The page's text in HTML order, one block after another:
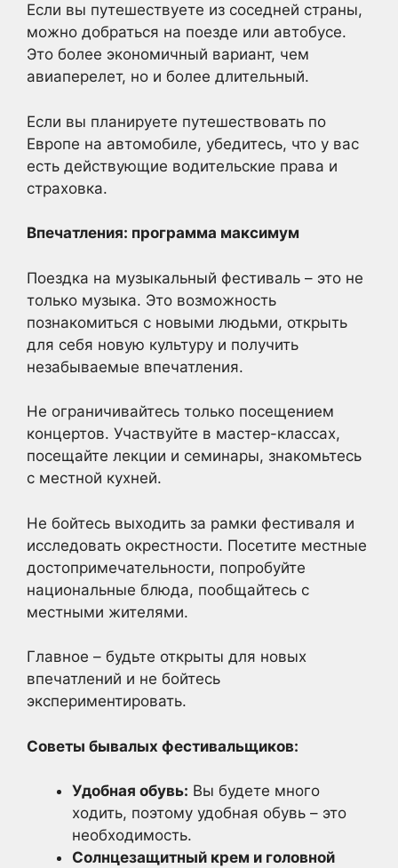
Если вы путешествуете из соседней страны,
можно добраться на поезде или автобусе.
Это более экономичный вариант, чем
авиаперелет, но и более длительный.
Если вы планируете путешествовать по
Европе на автомобиле, убедитесь, что у вас
есть действующие водительские права и
страховка.
Впечатления: программа максимум
Поездка на музыкальный фестиваль – это не
только музыка. Это возможность
познакомиться с новыми людьми, открыть
для себя новую культуру и получить
незабываемые впечатления.
Не ограничивайтесь только посещением
концертов. Участвуйте в мастер-классах,
посещайте лекции и семинары, знакомьтесь
с местной кухней.
Не бойтесь выходить за рамки фестиваля и
исследовать окрестности. Посетите местные
достопримечательности, попробуйте
национальные блюда, пообщайтесь с
местными жителями.
Главное – будьте открыты для новых
впечатлений и не бойтесь
экспериментировать.
Советы бывалых фестивальщиков:
Удобная обувь: Вы будете много
ходить, поэтому удобная обувь – это
необходимость.
Солнцезащитный крем и головной